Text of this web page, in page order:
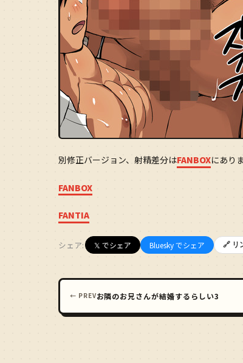
別修正バージョン、射精差分はFANBOXにあり
FANBOX
FANTIA
シェア: 𝕏 でシェア Bluesky でシェア 🔗 リ
← PREVお隣のお兄さんが結婚するらしい3